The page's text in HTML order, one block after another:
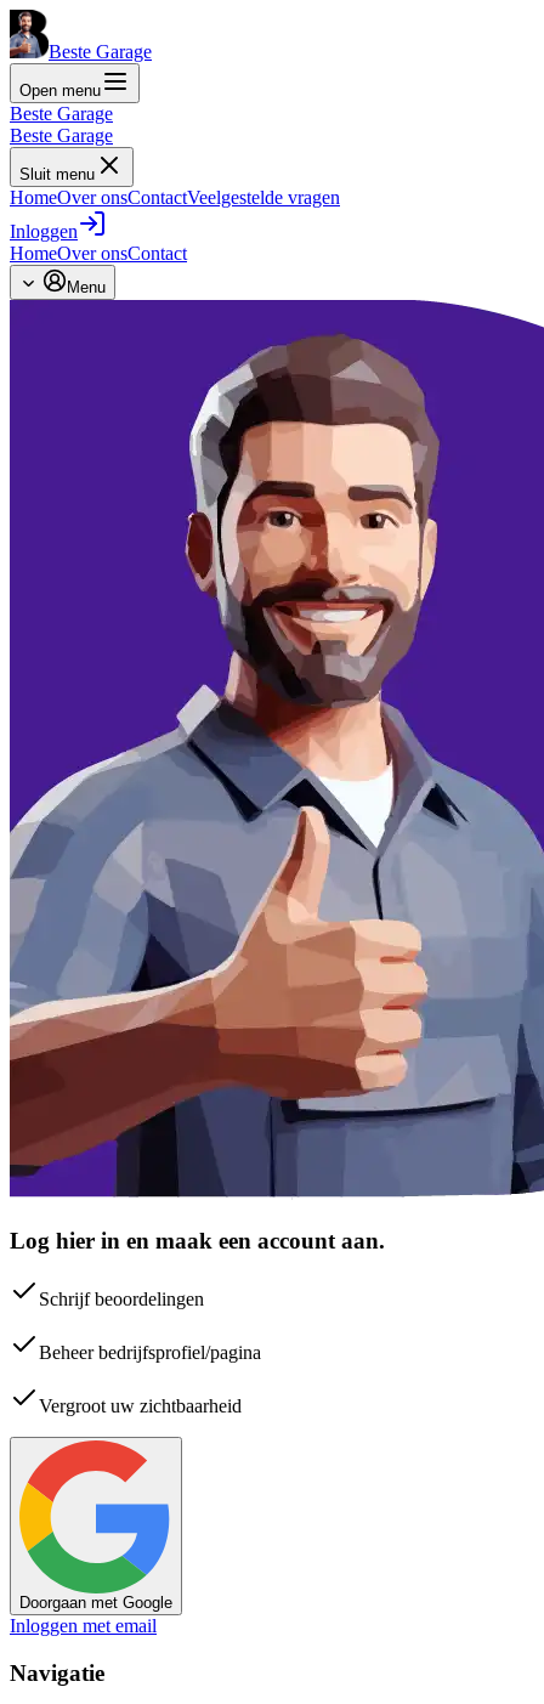
Beste Garage
Open menu
Beste Garage
Beste Garage
Sluit menu
HomeOver onsContactVeelgestelde vragen
Inloggen
HomeOver onsContact
Menu
Log hier in en maak een account aan.
Schrijf beoordelingen
Beheer bedrijfsprofiel/pagina
Vergroot uw zichtbaarheid
Doorgaan met Google
Inloggen met email
Navigatie